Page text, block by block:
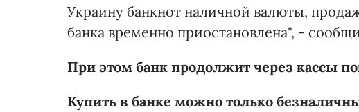
Украину банкнот наличной валюты,
банка временно приостановлена", -
При этом банк продолжит через кассы
Купить в банке можно только